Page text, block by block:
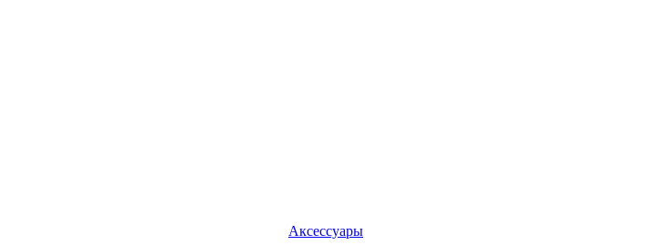
Аксессуары